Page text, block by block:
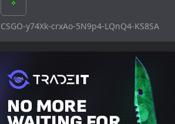
CSGO-y74Xk-crxAo-5N9p4-LQnQ4-KS8SA